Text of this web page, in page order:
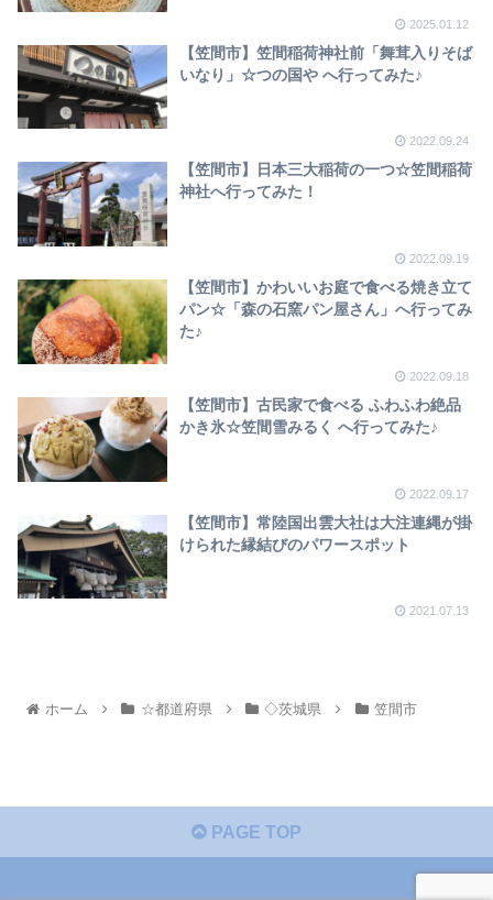
2025.01.12
【笠間市】笠間稲荷神社前「舞茸入りそば
いなり」☆つの国や へ行ってみた♪
2022.09.24
【笠間市】日本三大稲荷の一つ☆笠間稲荷
神社へ行ってみた！
2022.09.19
【笠間市】かわいいお庭で食べる焼き立て
パン☆「森の石窯パン屋さん」へ行ってみ
た♪
2022.09.18
【笠間市】古民家で食べる ふわふわ絶品
かき氷☆笠間雪みるく へ行ってみた♪
2022.09.17
【笠間市】常陸国出雲大社は大注連縄が掛
けられた縁結びのパワースポット
2021.07.13
ホーム ☆都道府県 ◇茨城県 笠間市
PAGE TOP